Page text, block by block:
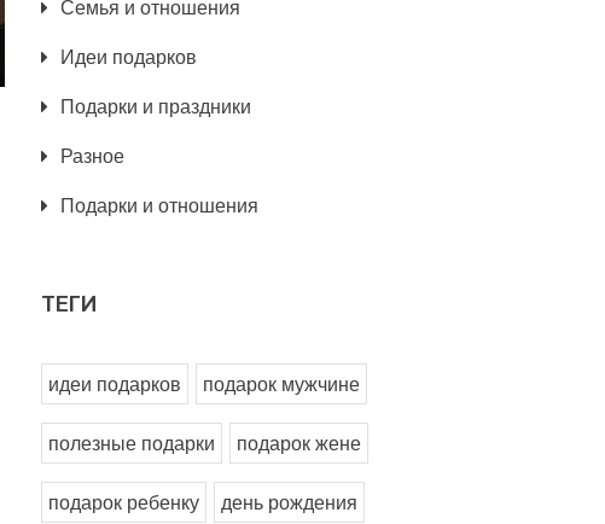
Семья и отношения
Идеи подарков
Подарки и праздники
Разное
Подарки и отношения
ТЕГИ
идеи подарков подарок мужчине
полезные подарки подарок жене
подарок ребенку день рождения